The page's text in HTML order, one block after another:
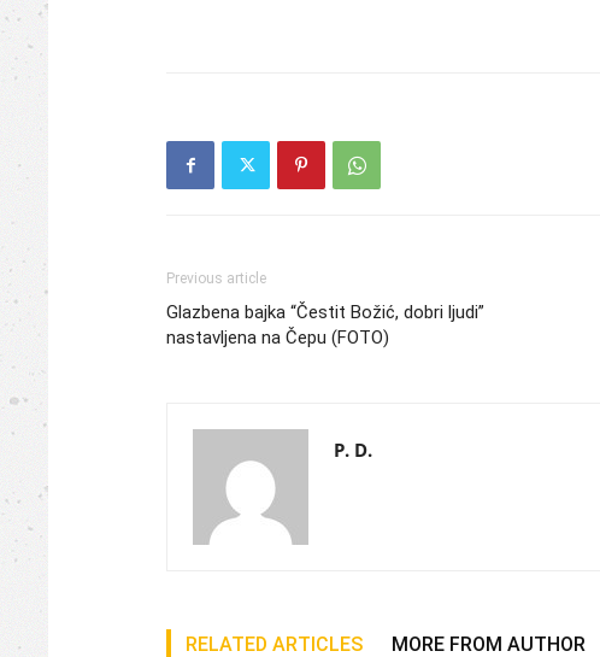
Previous article
Glazbena bajka “Čestit Božić, dobri ljudi”
nastavljena na Čepu (FOTO)
P. D.
RELATED ARTICLES MORE FROM AUTHOR